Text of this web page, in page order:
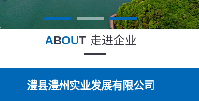
ABOUT 走进企业
澧县澧州实业发展有限公司